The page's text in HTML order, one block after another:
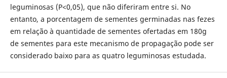
leguminosas (P<0,05), que não diferiram entre si. No
entanto, a porcentagem de sementes germinadas nas fezes
em relação à quantidade de sementes ofertadas em 180g
de sementes para este mecanismo de propagação pode ser
considerado baixo para as quatro leguminosas estudada.